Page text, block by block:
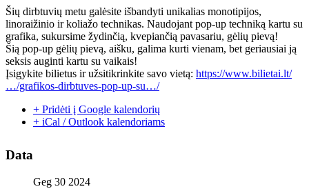
Šių dirbtuvių metu galėsite išbandyti unikalias monotipijos,
linoraižinio ir koliažo technikas. Naudojant pop-up techniką kartu su
grafika, sukursime žydinčią, kvepiančią pavasariu, gėlių pievą!
Šią pop-up gėlių pievą, aišku, galima kurti vienam, bet geriausiai ją
seksis auginti kartu su vaikais!
Įsigykite bilietus ir užsitikrinkite savo vietą: https://www.bilietai.lt/
…/grafikos-dirbtuves-pop-up-su…/
+ Pridėti į Google kalendorių
+ iCal / Outlook kalendoriams
Data
Geg 30 2024